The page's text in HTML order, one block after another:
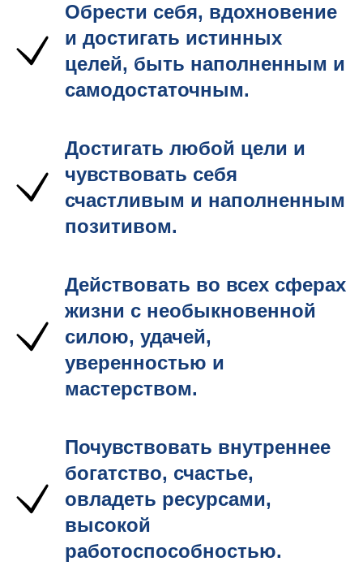
Обрести себя, вдохновение
и достигать истинных
целей, быть наполненным и
самодостаточным.
Достигать любой цели и
чувствовать себя
счастливым и наполненным
позитивом.
Действовать во всех сферах
жизни с необыкновенной
силою, удачей,
уверенностью и
мастерством.
Почувствовать внутреннее
богатство, счастье,
овладеть ресурсами,
высокой
работоспособностью.